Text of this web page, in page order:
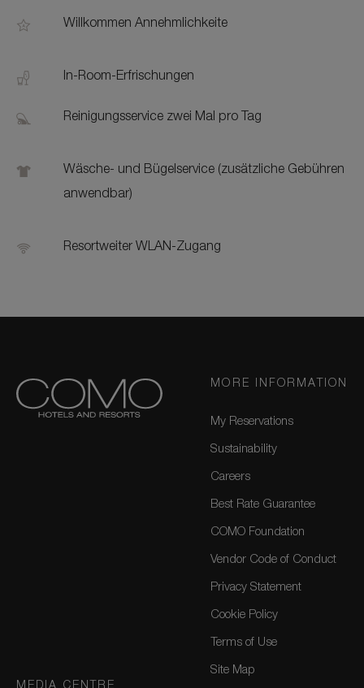
Willkommen Annehmlichkeite
In-Room-Erfrischungen
Reinigungsservice zwei Mal pro Tag
Wäsche- und Bügelservice (zusätzliche Gebühren
anwendbar)
Resortweiter WLAN-Zugang
MORE INFORMATION
My Reservations
Sustainability
Careers
Best Rate Guarantee
COMO Foundation
Vendor Code of Conduct
Privacy Statement
Cookie Policy
Terms of Use
Site Map